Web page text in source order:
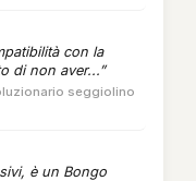
con la
di non aver...”
seggiolino
è un Bongo